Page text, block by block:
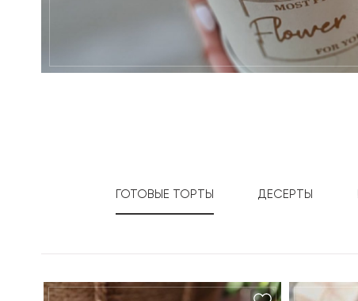
ГОТОВЫЕ ТОРТЫ ДЕСЕРТЫ